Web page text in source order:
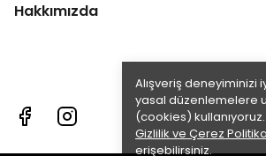
Alışveriş deneyiminizi
yasal düzenlemelere
(cookies)
Gizlilik ve Çerez
erişebilirsiniz.
Hakkımızda